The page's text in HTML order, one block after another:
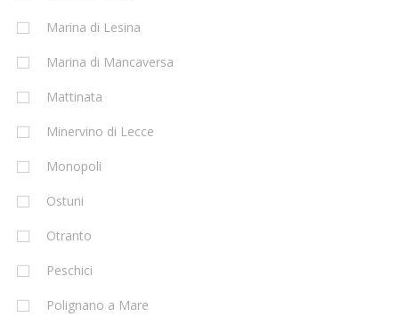
Marina di Lesina
Marina di Mancaversa
Mattinata
Minervino di Lecce
Monopoli
Ostuni
Otranto
Peschici
Polignano a Mare